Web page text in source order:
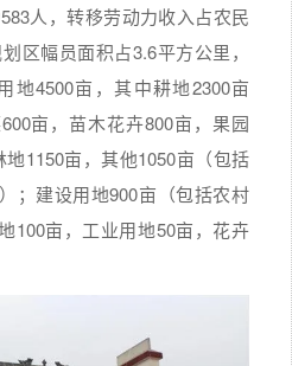
人，转移劳动力收入占农民
区幅员面积占3.6平方公里，
地4500亩，其中耕地2300亩
亩，苗木花卉800亩，果园
1150亩，其他1050亩（包括
；建设用地900亩（包括农村
100亩，工业用地50亩，花卉